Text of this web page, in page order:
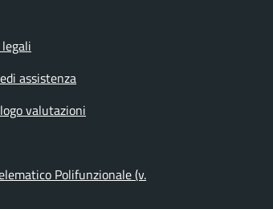
assistenza
valutazioni
Polifunzionale (v.